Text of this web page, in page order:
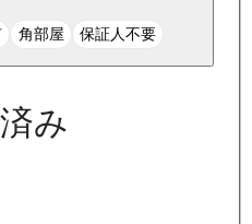
角部屋 保証人不要
み